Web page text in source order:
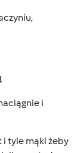
i
tyle mąki żeby